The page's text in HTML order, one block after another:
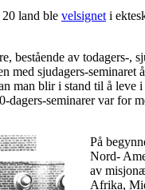
land ble velsignet i
av todagers-,
med sjudagers-
man blir i stand til å leve i
seminarer var for
På
Nord-
av
Afrika,